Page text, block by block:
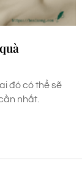
đó có thể sẽ
nhất.